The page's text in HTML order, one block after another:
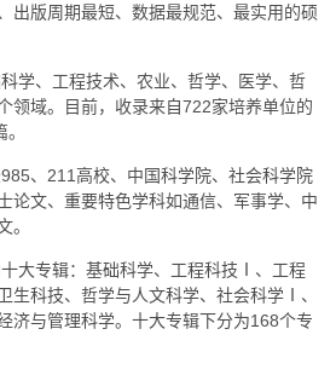
出版周期最短、数据最规范、最实用的硕
学、工程技术、农业、哲学、医学、哲
领域。目前，收录来自722家培养单位的
、211高校、中国科学院、社会科学院
论文、重要特色学科如通信、军事学、中
。
大专辑：基础科学、工程科技Ⅰ、工程
生科技、哲学与人文科学、社会科学Ⅰ、
济与管理科学。十大专辑下分为168个专